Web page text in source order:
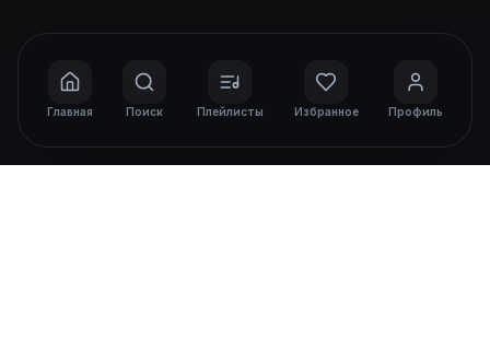
Главная Поиск Плейлисты Избранное Профиль